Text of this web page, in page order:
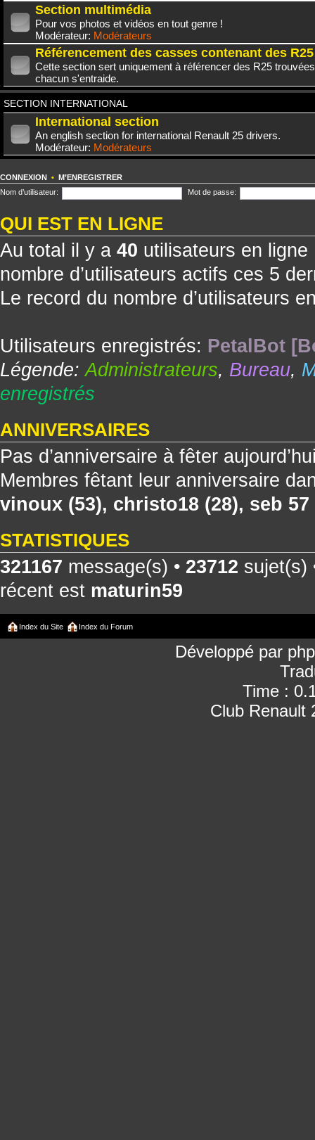
Section multimédia
Pour vos photos et vidéos en tout genre !
Modérateur: Modérateurs
Référencement des casses contenant des R25
Cette section sert uniquement à référencer des R25
chacun s'entraide.
SECTION INTERNATIONAL
International section
An english section for international Renault 25 drivers.
Modérateur: Modérateurs
CONNEXION • M’ENREGISTRER
Nom d’utilisateur:
Mot de passe:
QUI EST EN LIGNE
Au total il y a 40 utilisateurs en
nombre d’utilisateurs actifs ces 5
Le record du nombre d’utilisateurs
Utilisateurs enregistrés: PetalBot
Légende:Administrateurs, Bureau,
enregistrés
ANNIVERSAIRES
Pas d’anniversaire à fêter
Membres fêtant leur anniversaire
vinoux (53), christo18 (28), seb 57
STATISTIQUES
321167 message(s) • 23712 sujet(s)
récent est maturin59
Index du Site Index du Forum
Développé par
Time :
Club Renault